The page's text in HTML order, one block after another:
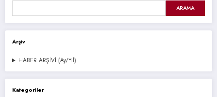
ARAMA
Arşiv
HABER ARŞİVİ (Ay/Yıl)
Kategoriler